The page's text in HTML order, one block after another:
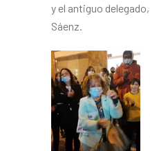
y el antiguo
Sáenz.